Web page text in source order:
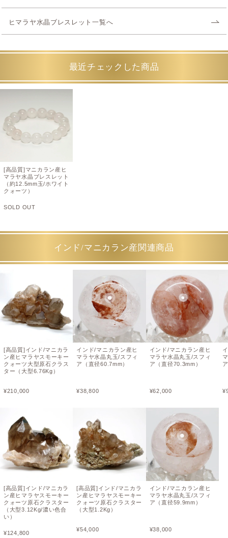
ヒマラヤ水晶ブレスレット一覧へ
最近チェックした商品
[高品質]マニカラン産ヒ
マラヤ水晶ブレスレット
（約12.5mm玉/ホワイト
クォーツ）
SOLD OUT
インド/マニカラン産関連商品
[高品質]インド/マニカラ
ン産ヒマラヤスモーキー
クォーツ大型原石クラス
ター（大型6.76Kg）
¥210,000
[高品質]インド/マニカラ
ン産ヒマラヤスモーキー
クォーツ原石クラスター
（大型3.12Kg/濃い色合
い）
¥124,800
インド/マニカラン産ヒ
マラヤ水晶丸玉/スフィ
ア（直径60.7mm）
¥38,800
[高品質]インド/マニカラ
ン産ヒマラヤスモーキー
クォーツ原石クラスター
（大型1.2Kg）
¥54,000
インド/マニカラン産ヒ
マラヤ水晶丸玉/スフィ
ア（直径70.3mm）
¥62,000
インド/マニカラン産ヒ
マラヤ水晶丸玉/スフィ
ア（直径59.9mm）
¥38,000
¥